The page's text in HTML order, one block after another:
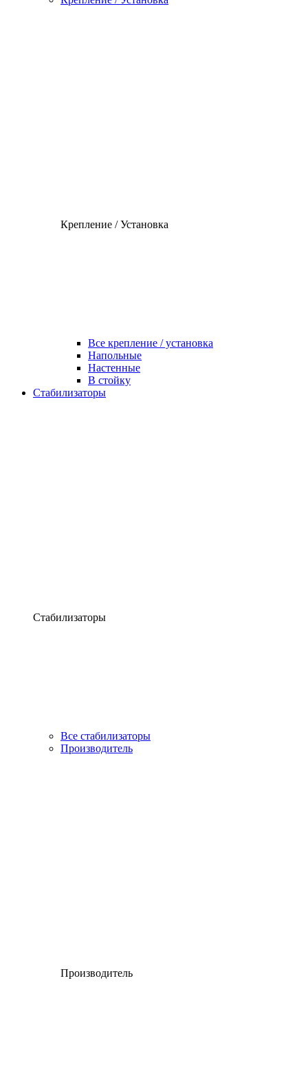
Крепление / Установка
Все крепление / установка
Напольные
Настенные
В стойку
Стабилизаторы
Стабилизаторы
Все стабилизаторы
Производитель
Производитель